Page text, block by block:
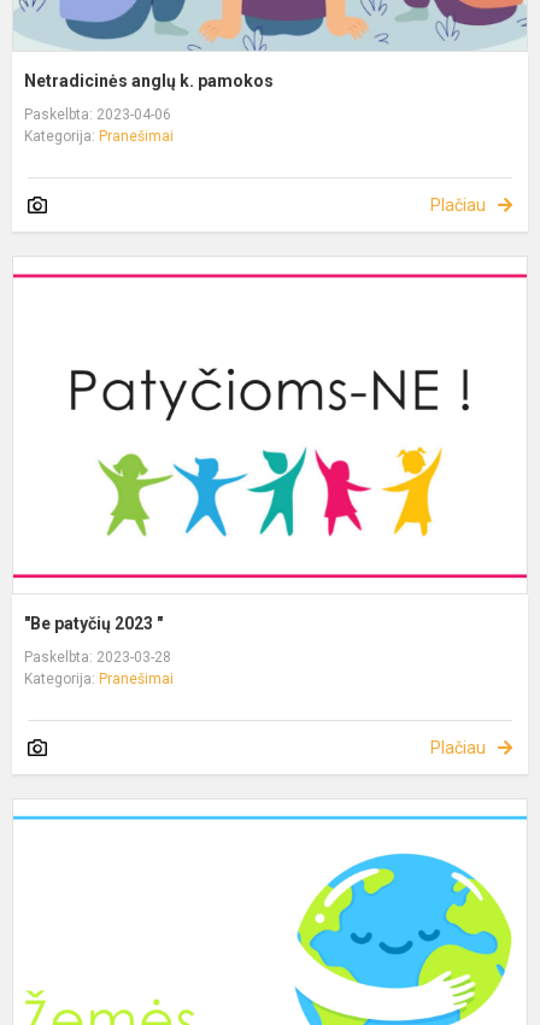
Netradicinės anglų k. pamokos
Paskelbta: 2023-04-06
Kategorija: Pranešimai
Plačiau
"Be patyčių 2023 "
Paskelbta: 2023-03-28
Kategorija: Pranešimai
Plačiau